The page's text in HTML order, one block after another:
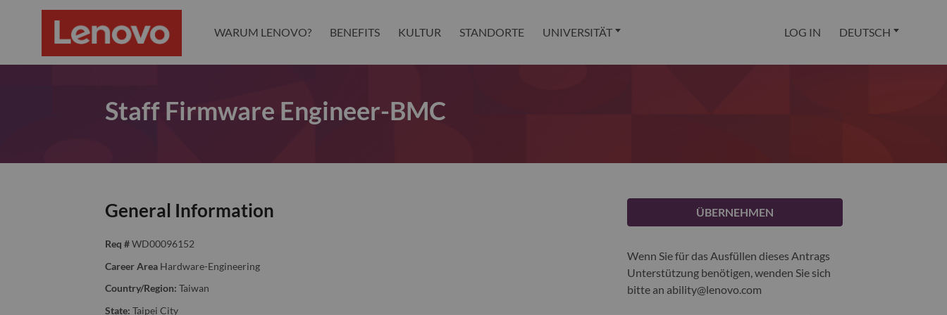
WARUM LENOVO? BENEFITS KULTUR STANDORTE UNIVERSITÄT LOG IN DEUTSCH
Staff Firmware Engineer-BMC
General Information
Req # WD00096152
Career Area Hardware-Engineering
Country/Region: Taiwan
State: Taipei City
ÜBERNEHMEN
Wenn Sie für das Ausfüllen dieses Antrags
Unterstützung benötigen, wenden Sie sich
bitte an ability@lenovo.com